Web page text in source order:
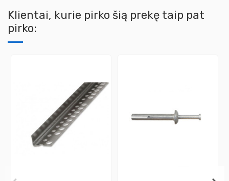
Klientai, kurie pirko šią prekę taip pat
pirko: